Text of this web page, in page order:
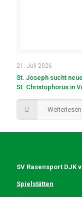
21. Juli 2026
St. Joseph sucht
St. Christophorus in
Weiterlesen
SV Rasensport DJK
Spielstätten